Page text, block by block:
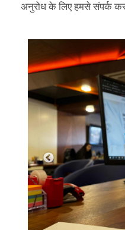
अनुरोध के लिए हमसे संपर्क